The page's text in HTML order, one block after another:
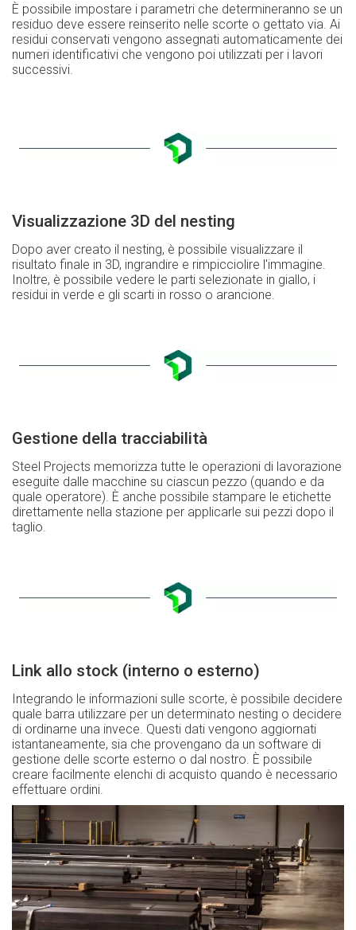
È possibile impostare i parametri che determineranno se un
residuo deve essere reinserito nelle scorte o gettato via. Ai
residui conservati vengono assegnati automaticamente dei
numeri identificativi che vengono poi utilizzati per i lavori
successivi.
Visualizzazione 3D del nesting
Dopo aver creato il nesting, è possibile visualizzare il
risultato finale in 3D, ingrandire e rimpicciolire l'immagine.
Inoltre, è possibile vedere le parti selezionate in giallo, i
residui in verde e gli scarti in rosso o arancione.
Gestione della tracciabilità
Steel Projects memorizza tutte le operazioni di lavorazione
eseguite dalle macchine su ciascun pezzo (quando e da
quale operatore). È anche possibile stampare le etichette
direttamente nella stazione per applicarle sui pezzi dopo il
taglio.
Link allo stock (interno o esterno)
Integrando le informazioni sulle scorte, è possibile decidere
quale barra utilizzare per un determinato nesting o decidere
di ordinarne una invece. Questi dati vengono aggiornati
istantaneamente, sia che provengano da un software di
gestione delle scorte esterno o dal nostro. È possibile
creare facilmente elenchi di acquisto quando è necessario
effettuare ordini.